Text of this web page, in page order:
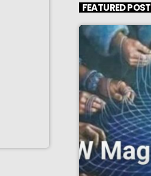
FEATURED POST